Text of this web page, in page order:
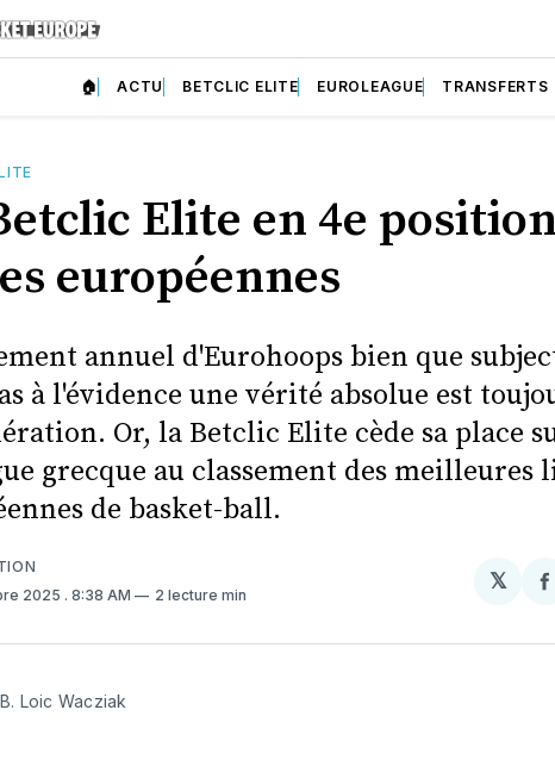
🏠 ACTU BETCLIC ELITE EUROLEAGUE TRANSFERTS
Elite en 4e
européennes
annuel d'Eurohoops bien que
à l'évidence une vérité absolue est
Or, la Betclic Elite cède sa place
grecque au classement des meilleures
de basket-ball.
2025 . 8:38 AM 2 lecture min
𝕏
Loic Wacziak